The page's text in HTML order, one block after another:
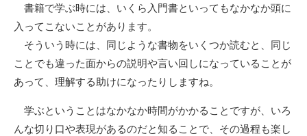
書籍で学ぶ時には、いくら入門書といってもなかなか頭に
入ってこないことがあります。
そういう時には、同じような書物をいくつか読むと、同じ
ことでも違った面からの説明や言い回しになっていることが
あって、理解する助けになったりしますね。
学ぶということはなかなか時間がかかることですが、いろ
んな切り口や表現があるのだと知ることで、その過程も楽し